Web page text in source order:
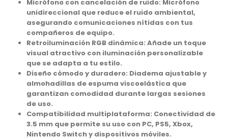
Micrófono con cancelación de ruido: Micrófono
unidireccional que reduce el ruido ambiental,
asegurando comunicaciones nítidas con tus
compañeros de equipo.
Retroiluminación RGB dinámica: Añade un toque
visual atractivo con iluminación personalizable
que se adapta a tu estilo.
Diseño cómodo y duradero: Diadema ajustable y
almohadillas de espuma viscoelástica que
garantizan comodidad durante largas sesiones
de uso.
Compatibilidad multiplataforma: Conectividad de
3.5 mm que permite su uso con PC, PS5, Xbox,
Nintendo Switch y dispositivos móviles.